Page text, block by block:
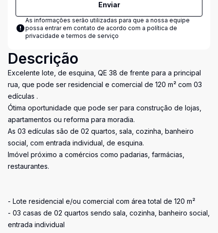
Enviar
As informações serão utilizadas para que a nossa equipe
possa entrar em contato de acordo com a política de
privacidade e termos de serviço
Descrição
Excelente lote, de esquina, QE 38 de frente para a principal
rua, que pode ser residencial e comercial de 120 m² com 03
edículas .
Ótima oportunidade que pode ser para construção de lojas,
apartamentos ou reforma para moradia.
As 03 edículas são de 02 quartos, sala, cozinha, banheiro
social, com entrada individual, de esquina.
Imóvel próximo a comércios como padarias, farmácias,
restaurantes.
- Lote residencial e/ou comercial com área total de 120 m²
- 03 casas de 02 quartos sendo sala, cozinha, banheiro social,
entrada individual